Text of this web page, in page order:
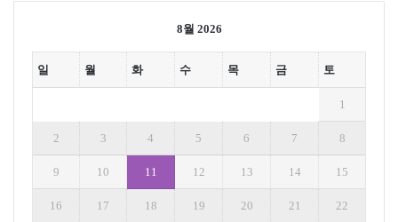
8월 2026
일 월 화 수 목 금 토
1
2 3 4 5 6 7 8
9 10 11 12 13 14 15
16 17 18 19 20 21 22